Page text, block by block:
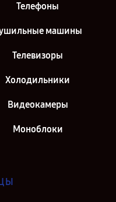
Телефоны
машины
Телевизоры
Холодильники
Видеокамеры
Моноблоки